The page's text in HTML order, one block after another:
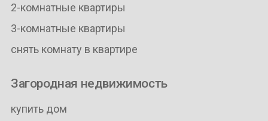
2-комнатные квартиры
3-комнатные квартиры
снять комнату в квартире
Загородная недвижимость
купить дом